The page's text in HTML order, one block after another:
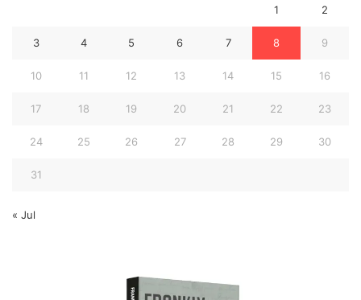
1 2
3 4 5 6 7 8 9
10 11 12 13 14 15 16
17 18 19 20 21 22 23
24 25 26 27 28 29 30
31
« Jul